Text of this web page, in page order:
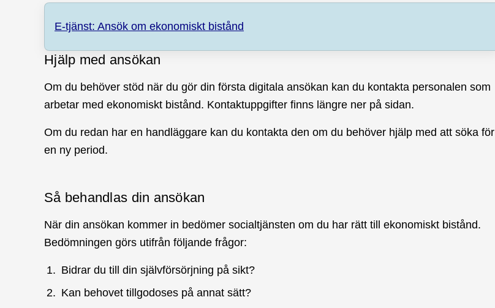
E-tjänst: Ansök om ekonomiskt bistånd
Hjälp med ansökan
Om du behöver stöd när du gör din första digitala ansökan kan du kontakta personalen som
arbetar med ekonomiskt bistånd. Kontaktuppgifter finns längre ner på sidan.
Om du redan har en handläggare kan du kontakta den om du behöver hjälp med att söka för
en ny period.
Så behandlas din ansökan
När din ansökan kommer in bedömer socialtjänsten om du har rätt till ekonomiskt bistånd.
Bedömningen görs utifrån följande frågor:
Bidrar du till din självförsörjning på sikt?
Kan behovet tillgodoses på annat sätt?